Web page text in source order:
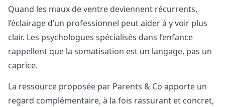
Quand les maux de ventre deviennent récurrents,
l’éclairage d’un professionnel peut aider à y voir plus
clair. Les psychologues spécialisés dans l’enfance
rappellent que la somatisation est un langage, pas un
caprice.
La ressource proposée par Parents & Co apporte un
regard complémentaire, à la fois rassurant et concret,